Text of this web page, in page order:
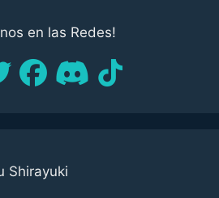
en las Redes!
Shirayuki